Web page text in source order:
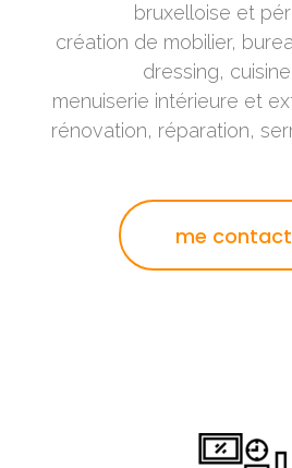
bruxelloise et
création de mobilier,
dressing,
menuiserie intérieure et
rénovation, réparation,
me